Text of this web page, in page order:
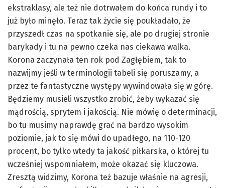
ekstraklasy, ale też nie dotrwałem do końca rundy i to
już było minęło. Teraz tak życie się poukładało, że
przyszedł czas na spotkanie się, ale po drugiej stronie
barykady i tu na pewno czeka nas ciekawa walka.
Korona zaczynała ten rok pod Zagłębiem, tak to
nazwijmy jeśli w terminologii tabeli się poruszamy, a
przez te fantastyczne występy wywindowała się w górę.
Będziemy musieli wszystko zrobić, żeby wykazać się
mądrością, sprytem i jakością. Nie mówię o determinacji,
bo tu musimy naprawdę grać na bardzo wysokim
poziomie, jak to się mówi do upadłego, na 110-120
procent, bo tylko wtedy ta jakość piłkarska, o której tu
wcześniej wspomniałem, może okazać się kluczowa.
Zresztą widzimy, Korona też bazuje właśnie na agresji,